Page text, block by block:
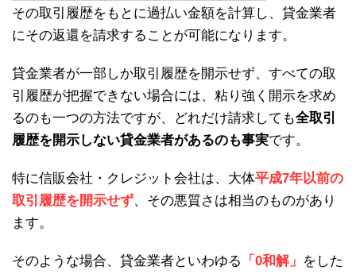
その取引履歴をもとに過払い金額を計算し、貸金業者
にその返還を請求することが可能になります。
貸金業者が一部しか取引履歴を開示せず、すべての取
引履歴が把握できない場合には、粘り強く開示を求め
るのも一つの方法ですが、どれだけ請求しても全取引
履歴を開示しない貸金業者があるのも事実です。
特に信販会社・クレジット会社は、大体平成7年以前の
取引履歴を開示せず、その悪質さは相当のものがあり
ます。
そのような場合、貸金業者といわゆる 「0和解」 をした